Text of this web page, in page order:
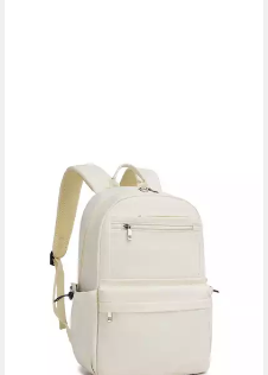
Schulrucksack Laptop-
Rucksack 15,6 Zoll, 18L,
44×29×14cm, leicht für
Schule
32,59 €
59,99 €
lieferbar - in 2-3 Werktagen bei dir